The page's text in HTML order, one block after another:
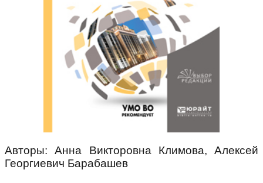
Авторы: Анна Викторовна Климова, Алексей
Георгиевич Барабашев